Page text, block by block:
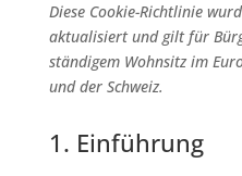
Diese Cookie-Richtlinie
aktualisiert und gilt für
ständigem Wohnsitz im
und der Schweiz.
1. Einführung